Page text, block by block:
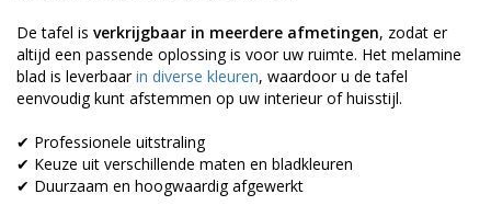
De tafel is verkrijgbaar in meerdere afmetingen, zodat er
altijd een passende oplossing is voor uw ruimte. Het melamine
blad is leverbaarin diverse kleuren, waardoor u de tafel
eenvoudig kunt afstemmen op uw interieur of huisstijl.
✔ Professionele uitstraling
✔ Keuze uit verschillende maten en bladkleuren
✔ Duurzaam en hoogwaardig afgewerkt